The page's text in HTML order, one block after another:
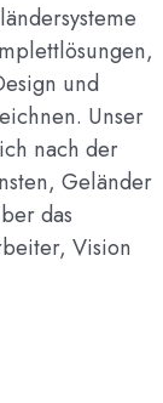
und
Unser
nach der
Geländer
das
Vision